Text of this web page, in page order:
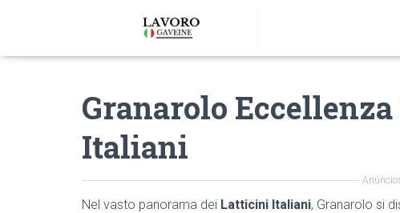
Granarolo
Italiani
Nel vasto panorama dei Latticini Italiani, Granarolo si